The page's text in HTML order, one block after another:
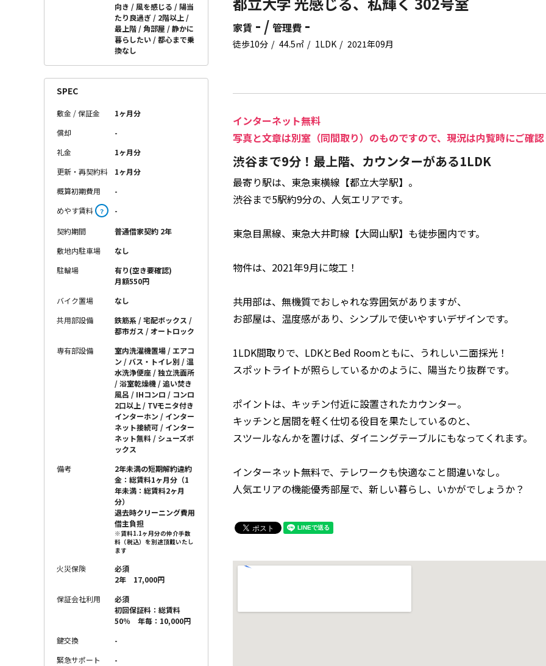
家賃 - / 管理費 -
徒歩10分 44.5㎡ 1LDK 2021年09月
インターネット無料
写真と文章は別室（同間取り）のものですので、現況は内覧時にご確
渋谷まで9分！最上階、カウンターがある1LDK
最寄り駅は、東急東横線【都立大学駅】。
渋谷まで5駅約9分の、人気エリアです。
東急目黒線、東急大井町線【大岡山駅】も徒歩圏内です。
物件は、2021年9月に竣工！
共用部は、無機質でおしゃれな雰囲気がありますが、
お部屋は、温度感があり、シンプルで使いやすいデザインです。
1LDK間取りで、LDKとBed Roomともに、うれしい二面採光！
スポットライトが照らしているかのように、陽当たり抜群です。
ポイントは、キッチン付近に設置されたカウンター。
キッチンと居間を軽く仕切る役目を果たしているのと、
スツールなんかを置けば、ダイニングテーブルにもなってくれます。
インターネット無料で、テレワークも快適なこと間違いなし。
人気エリアの機能優秀部屋で、新しい暮らし、いかがでしょうか？
向き
風を感じる
陽当
たり良過ぎ
2階以上
最上階
角部屋
静かに
暮らしたい
都心まで乗
換なし
SPEC
敷金 / 保証金
1ヶ月分
償却
-
礼金
1ヶ月分
更新・再契約料
1ヶ月分
概算初期費用
-
めやす賃料
？ -
契約期間
普通借家契約 2年
敷地内駐車場
なし
駐輪場
有り(空き要確認)
月額550円
バイク置場
なし
共用部設備
鉄筋系 / 宅配ボックス /
都市ガス / オートロック
専有部設備
室内洗濯機置場 / エアコ
ン / バス・トイレ別 / 温
水洗浄便座 / 独立洗面所
/ 浴室乾燥機 / 追い焚き
風呂 / IHコンロ / コンロ
2口以上 / TVモニタ付き
インターホン / インター
ネット接続可 / インター
ネット無料 / シューズボ
ックス
備考
2年未満の短期解約違約
金：総賃料1ヶ月分（1
年未満：総賃料2ヶ月
分）
退去時クリーニング費用
借主負担
※賃料1.1ヶ月分の仲介手数
料（税込）を別途頂戴いたし
ます
火災保険
必須
2年 17,000円
保証会社利用
必須
初回保証料：総賃料
50％ 年毎：10,000円
鍵交換
-
緊急サポート
-